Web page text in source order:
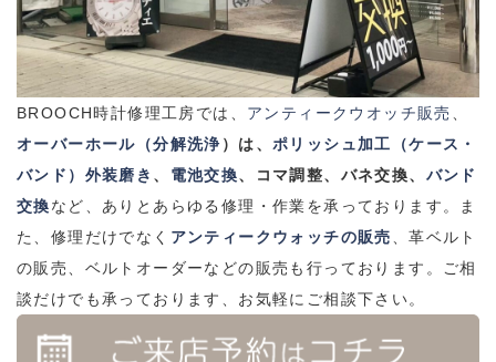
BROOCH時計修理工房では、 アンティークウオッチ販売
オーバーホール（分解洗浄）は、 ポリッシュ加工（ケース・
バンド）外装磨き 、 電池交換、コマ調整、バネ交換、 バンド
交換など、ありとあらゆる修理・作業を承っております。ま
た、修理だけでなく アンティークウォッチの販売
、革ベルト
の販売、ベルトオーダーなどの販売も行っております。ご相
談だけでも承っております、お気軽にご相談下さい。